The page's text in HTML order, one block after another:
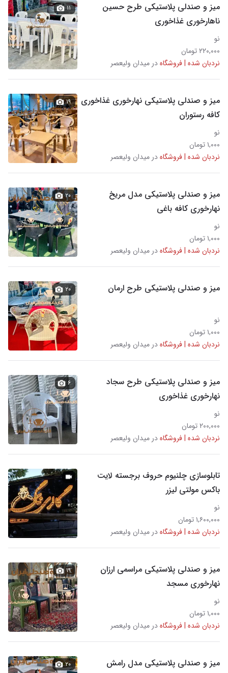
میز و صندلی پلاستیکی طرح حسین
ناهارخوری غذاخوری
نو
۲۲۰,۰۰۰ تومان
نردبان شده | فروشگاهدر میدان ولیعصر
۱۱
میز و صندلی پلاستیکی نهارخوری غذاخوری
کافه رستوران
نو
۱,۰۰۰ تومان
نردبان شده | فروشگاهدر میدان ولیعصر
۱۹
میز و صندلی پلاستیکی مدل مریخ
نهارخوری کافه باغی
نو
۱,۰۰۰ تومان
نردبان شده | فروشگاهدر میدان ولیعصر
۲۰
میز و صندلی پلاستیکی طرح ارمان
نو
۱,۰۰۰ تومان
نردبان شده | فروشگاهدر میدان ولیعصر
۲۰
میز و صندلی ‌پلاستیکی طرح سجاد
نهارخوری غذاخوری
نو
۲۰۰,۰۰۰ تومان
نردبان شده | فروشگاهدر میدان ولیعصر
۶
تابلوسازی چلنیوم حروف برجسته لایت
باکس مولتی لیزر
نو
۱,۶۰۰,۰۰۰ تومان
نردبان شده | فروشگاهدر میدان ولیعصر
میز و صندلی پلاستیکی مراسمی ارزان
نهارخوری مسجد
نو
۱,۰۰۰ تومان
نردبان شده | فروشگاهدر میدان ولیعصر
۱۹
میز و صندلی پلاستیکی مدل رامش
۲۰